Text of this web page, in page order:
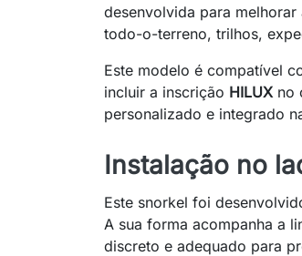
desenvolvida para
todo-o-terreno, trilhos,
Este modelo é compatível
incluir a inscrição HILUX no
personalizado e integrado
Instalação no
Este snorkel foi
A sua forma acompanha a
discreto e adequado para